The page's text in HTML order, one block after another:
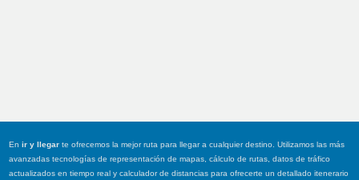
Enir y llegar te ofrecemos la mejor ruta para llegar a cualquier destino. Utilizamos las más
avanzadas tecnologías de representación de mapas, cálculo de rutas, datos de tráfico
actualizados en tiempo real y calculador de distancias para ofrecerte un detallado itenerario